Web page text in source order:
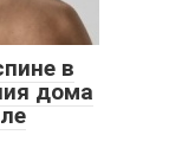
в
дома